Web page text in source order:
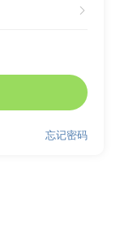

忘记密码